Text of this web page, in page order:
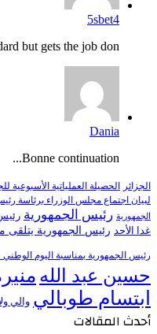
5sbet4
but gets the job don...
Dania
Bonne continuation...
الجزائر الحصيلة العملياتية
لبيان اجتماع مجلس الوزراء برئاسة
الجمهورية رئيس الجمهورية
غدا الأحد رئيس الجمهورية يتلقى
رئيس الجمهورية بمناسبة اليوم الوطني
حسين عبد الله
ابتسام طوبالي والي
أحدث المقالات